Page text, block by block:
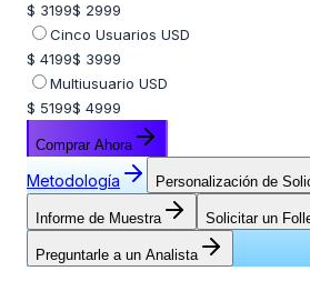
$ 3199$ 2999
Cinco Usuarios USD
$ 4199$ 3999
Multiusuario USD
$ 5199$ 4999
Comprar Ahora
Metodología Personalización de
Informe de Muestra Solicitar un
Preguntarle a un Analista